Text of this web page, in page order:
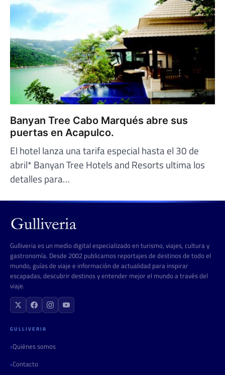
Banyan Tree Cabo Marqués abre sus
puertas en Acapulco.
El hotel lanza una tarifa especial hasta el 30 de
abril* Banyan Tree Hotels and Resorts ultima los
detalles para…
Gulliveria es un medio digital especializado en turismo, viajes, cultura y
gastronomía. Desde 2002 publicamos reportajes de destinos de todo el
mundo, guías de viaje e información de actualidad para inspirar
escapadas, descubrir destinos y entender mejor el mundo a través del
viaje.
GULLIVERIA
Quiénes somos
Contacto